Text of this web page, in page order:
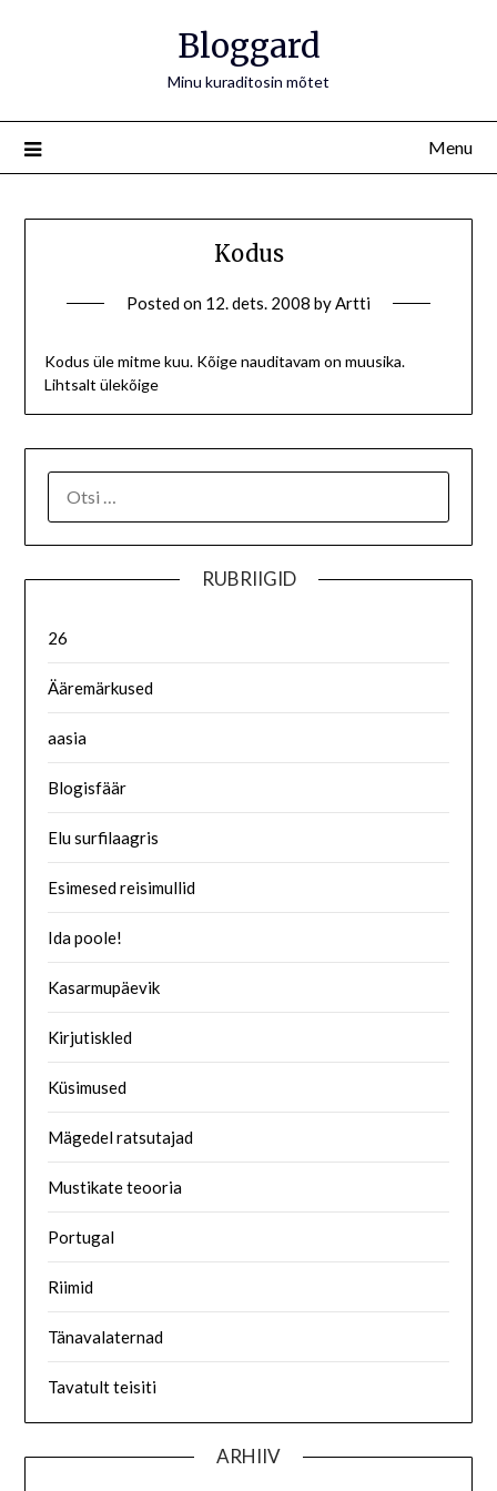
Bloggard
Minu kuraditosin mõtet
Menu
Kodus
Posted on 12. dets. 2008 byArtti
Kodus üle mitme kuu. Kõige nauditavam on muusika.
Lihtsalt ülekõige
RUBRIIGID
26
Ääremärkused
aasia
Blogisfäär
Elu surfilaagris
Esimesed reisimullid
Ida poole!
Kasarmupäevik
Kirjutiskled
Küsimused
Mägedel ratsutajad
Mustikate teooria
Portugal
Riimid
Tänavalaternad
Tavatult teisiti
ARHIIV